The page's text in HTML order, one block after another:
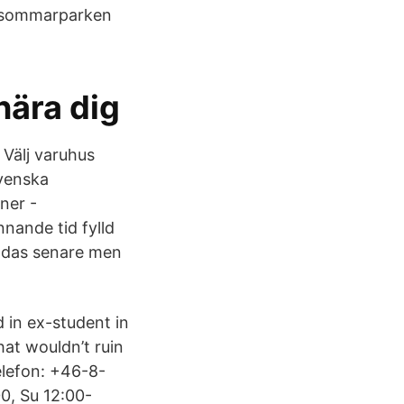
dig
varuhus
-
tid fylld
senare men
in ex-student in
wouldn’t ruin
+46-8-
Su 12:00-